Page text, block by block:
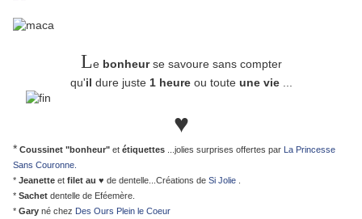
Lebonheurse savoure sans compter
qu'il dure juste1 heureou toute une vie...
♥
* Coussinet "bonheur" et étiquettes ...jolies surprises offertes par La Princesse
Sans Couronne.
* Jeanette et filet au ♥ de dentelle...Créations de Si Jolie
* Sachet dentelle de Eféemère.
* Gary né chez Des Ours Plein le Coeur